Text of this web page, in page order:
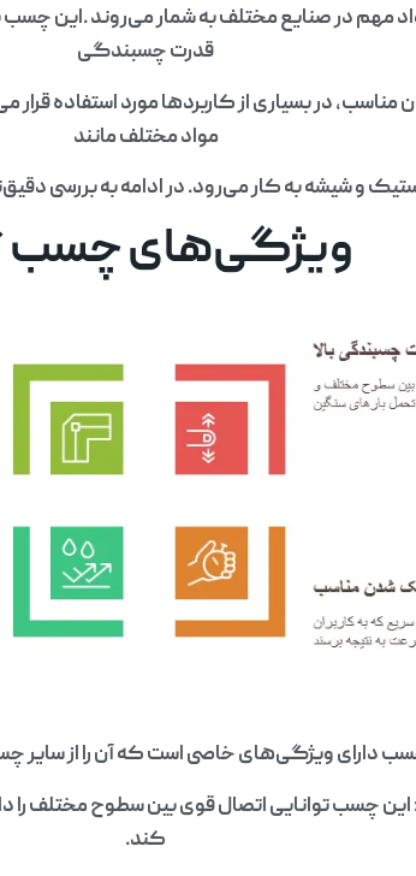
مهم در صنایع مختلف به شمار می‌روند .این
قدرت چسبندگی
در بسیاری از کاربردها مورد استفاده
مواد مختلف مانند
و شیشه به کار می‌رود. در ادامه به بررسی
ویژگی‌های چسب ۱۰۶
دارای ویژگی‌های خاصی است که آن را از سایر
چسب توانایی اتصال قوی بین سطوح مختلف را
کند.